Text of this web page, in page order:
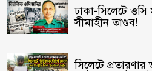
ঢাকা-সিলেটে ওসি
সীমাহীন তাণ্ডব!
সিলেটে